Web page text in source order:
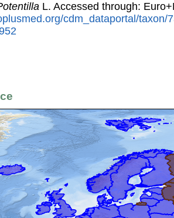
L. Accessed through:
cdm_dataportal/taxon/